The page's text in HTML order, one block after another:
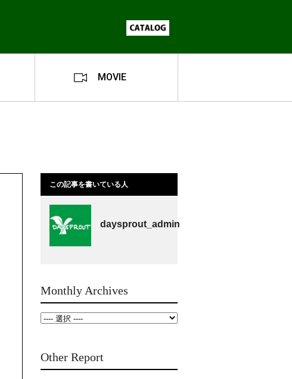
MOVIE
この記事を書いている人
daysprout_admin
Monthly Archives
Other Report